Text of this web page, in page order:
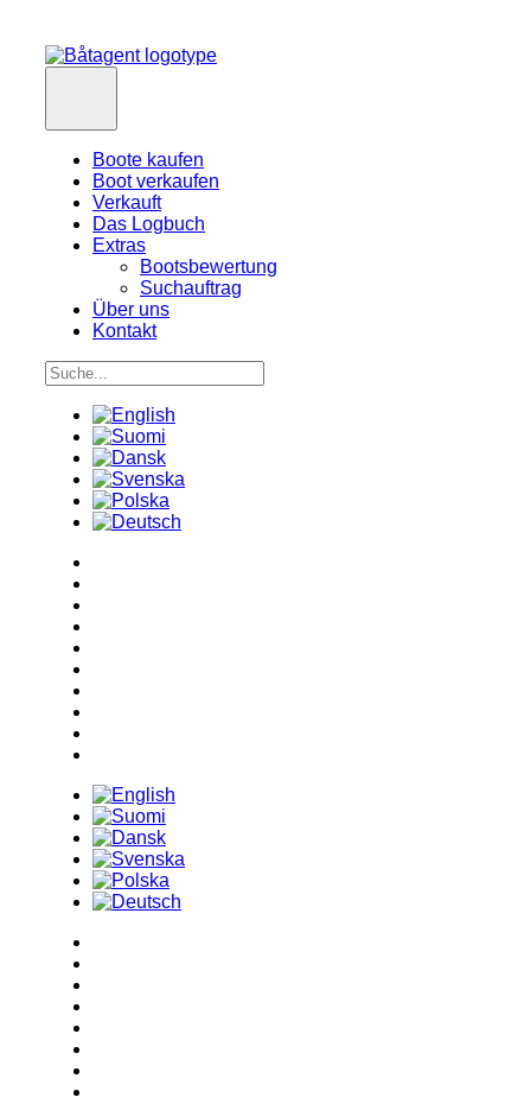
Boote kaufen
Boot verkaufen
Verkauft
Das Logbuch
Extras
Bootsbewertung
Suchauftrag
Über uns
Kontakt